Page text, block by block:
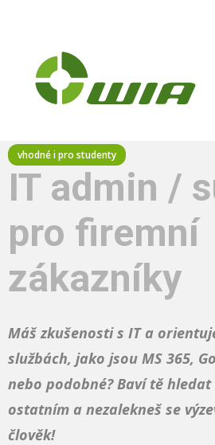
IT admin /
pro firemní
zákazníky
Máš zkušenosti s IT a
službách, jako jsou MS 365,
nebo podobné? Baví tě
ostatním a nezalekneš se
člověk!